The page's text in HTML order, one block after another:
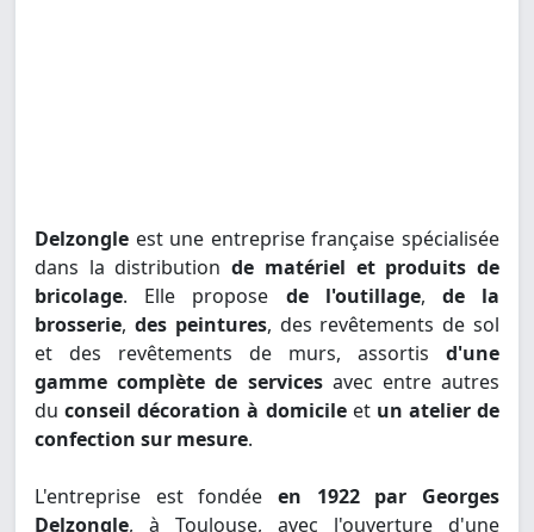
Delzongle est une entreprise française spécialisée
dans la distributionde matériel et produits de
bricolage. Elle propose de l'outillage, de la
brosserie, des peintures, des revêtements de sol
et des revêtements de murs, assortis d'une
gamme complète de servicesavec entre autres
duconseil décoration à domicileet un atelier de
confection sur mesure.
L'entreprise est fondée en 1922 par Georges
Delzongle, à Toulouse, avec l'ouverture d'une